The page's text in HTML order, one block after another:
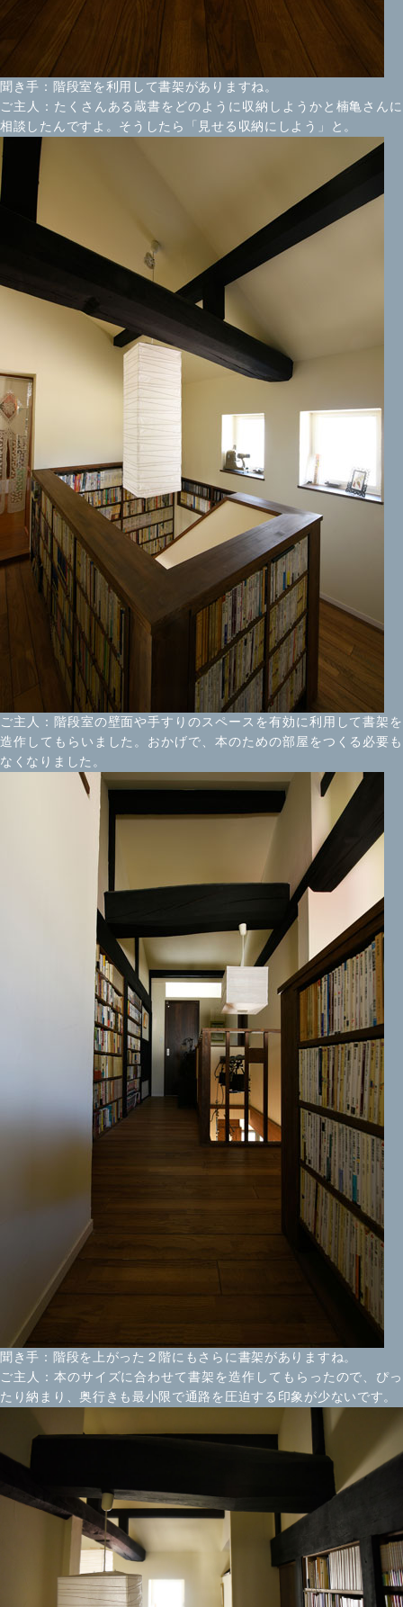
聞き手：階段室を利用して書架がありますね。
ご主人：たくさんある蔵書をどのように収納しようかと楠亀さんに
相談したんですよ。そうしたら「見せる収納にしよう」と。
ご主人：階段室の壁面や手すりのスペースを有効に利用して書架を
造作してもらいました。おかげで、本のための部屋をつくる必要も
なくなりました。
聞き手：階段を上がった２階にもさらに書架がありますね。
ご主人：本のサイズに合わせて書架を造作してもらったので、ぴっ
たり納まり、奥行きも最小限で通路を圧迫する印象が少ないです。